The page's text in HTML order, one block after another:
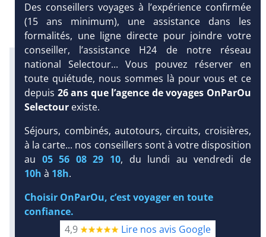
DEMANDE
Excursions en petit comité avec
notre partenaire Dominican
Attitude
Infos météo :
31 °C 185 mm
Infos plages :
Dist. Distance :
< 100 m
Long.Longueur:
500 m
Équipement :
538
Tx : 50 % Tx
Infos golfs :
dont le plus proche à 15 km de
Des conseillers voyages à l’expérience confirmée
(15 ans minimum), une assistance dans les
formalités, une ligne directe pour joindre votre
conseiller, l’assistance H24 de notre réseau
national Selectour... Vous pouvez réserver en
toute quiétude, nous sommes là pour vous et ce
depuis 26 ans que l’agence de voyages OnParOu
Selectour existe.
Séjours, combinés, autotours, circuits, croisières,
à la carte... nos conseillers sont à votre disposition
au 05 56 08 29 10, du lundi au vendredi de
10h à 18h.
Choisir OnParOu, c’est voyager en toute
confiance.
4,9
Lire nos avis Google